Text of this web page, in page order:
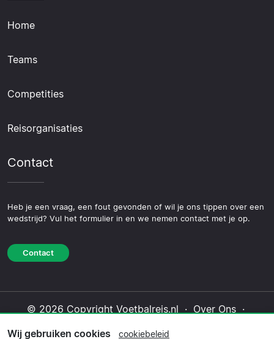
Home
Teams
Competities
Reisorganisaties
Contact
Heb je een vraag, een fout gevonden of wil je ons tippen over een
wedstrijd? Vul het formulier in en we nemen contact met je op.
Contact
© 2026 Copyright Voetbalreis.nl · Over Ons·
Wij gebruiken cookies cookiebeleid